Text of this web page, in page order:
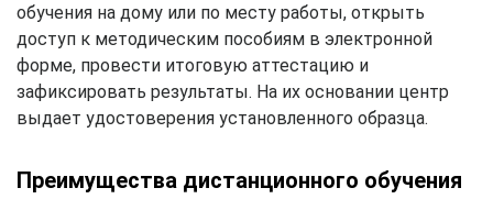
обучения на дому или по месту работы, открыть
доступ к методическим пособиям в электронной
форме, провести итоговую аттестацию и
зафиксировать результаты. На их основании центр
выдает удостоверения установленного образца.
Преимущества дистанционного обучения